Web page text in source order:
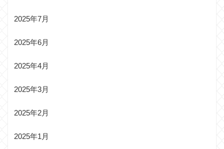
2025年7月
2025年6月
2025年4月
2025年3月
2025年2月
2025年1月